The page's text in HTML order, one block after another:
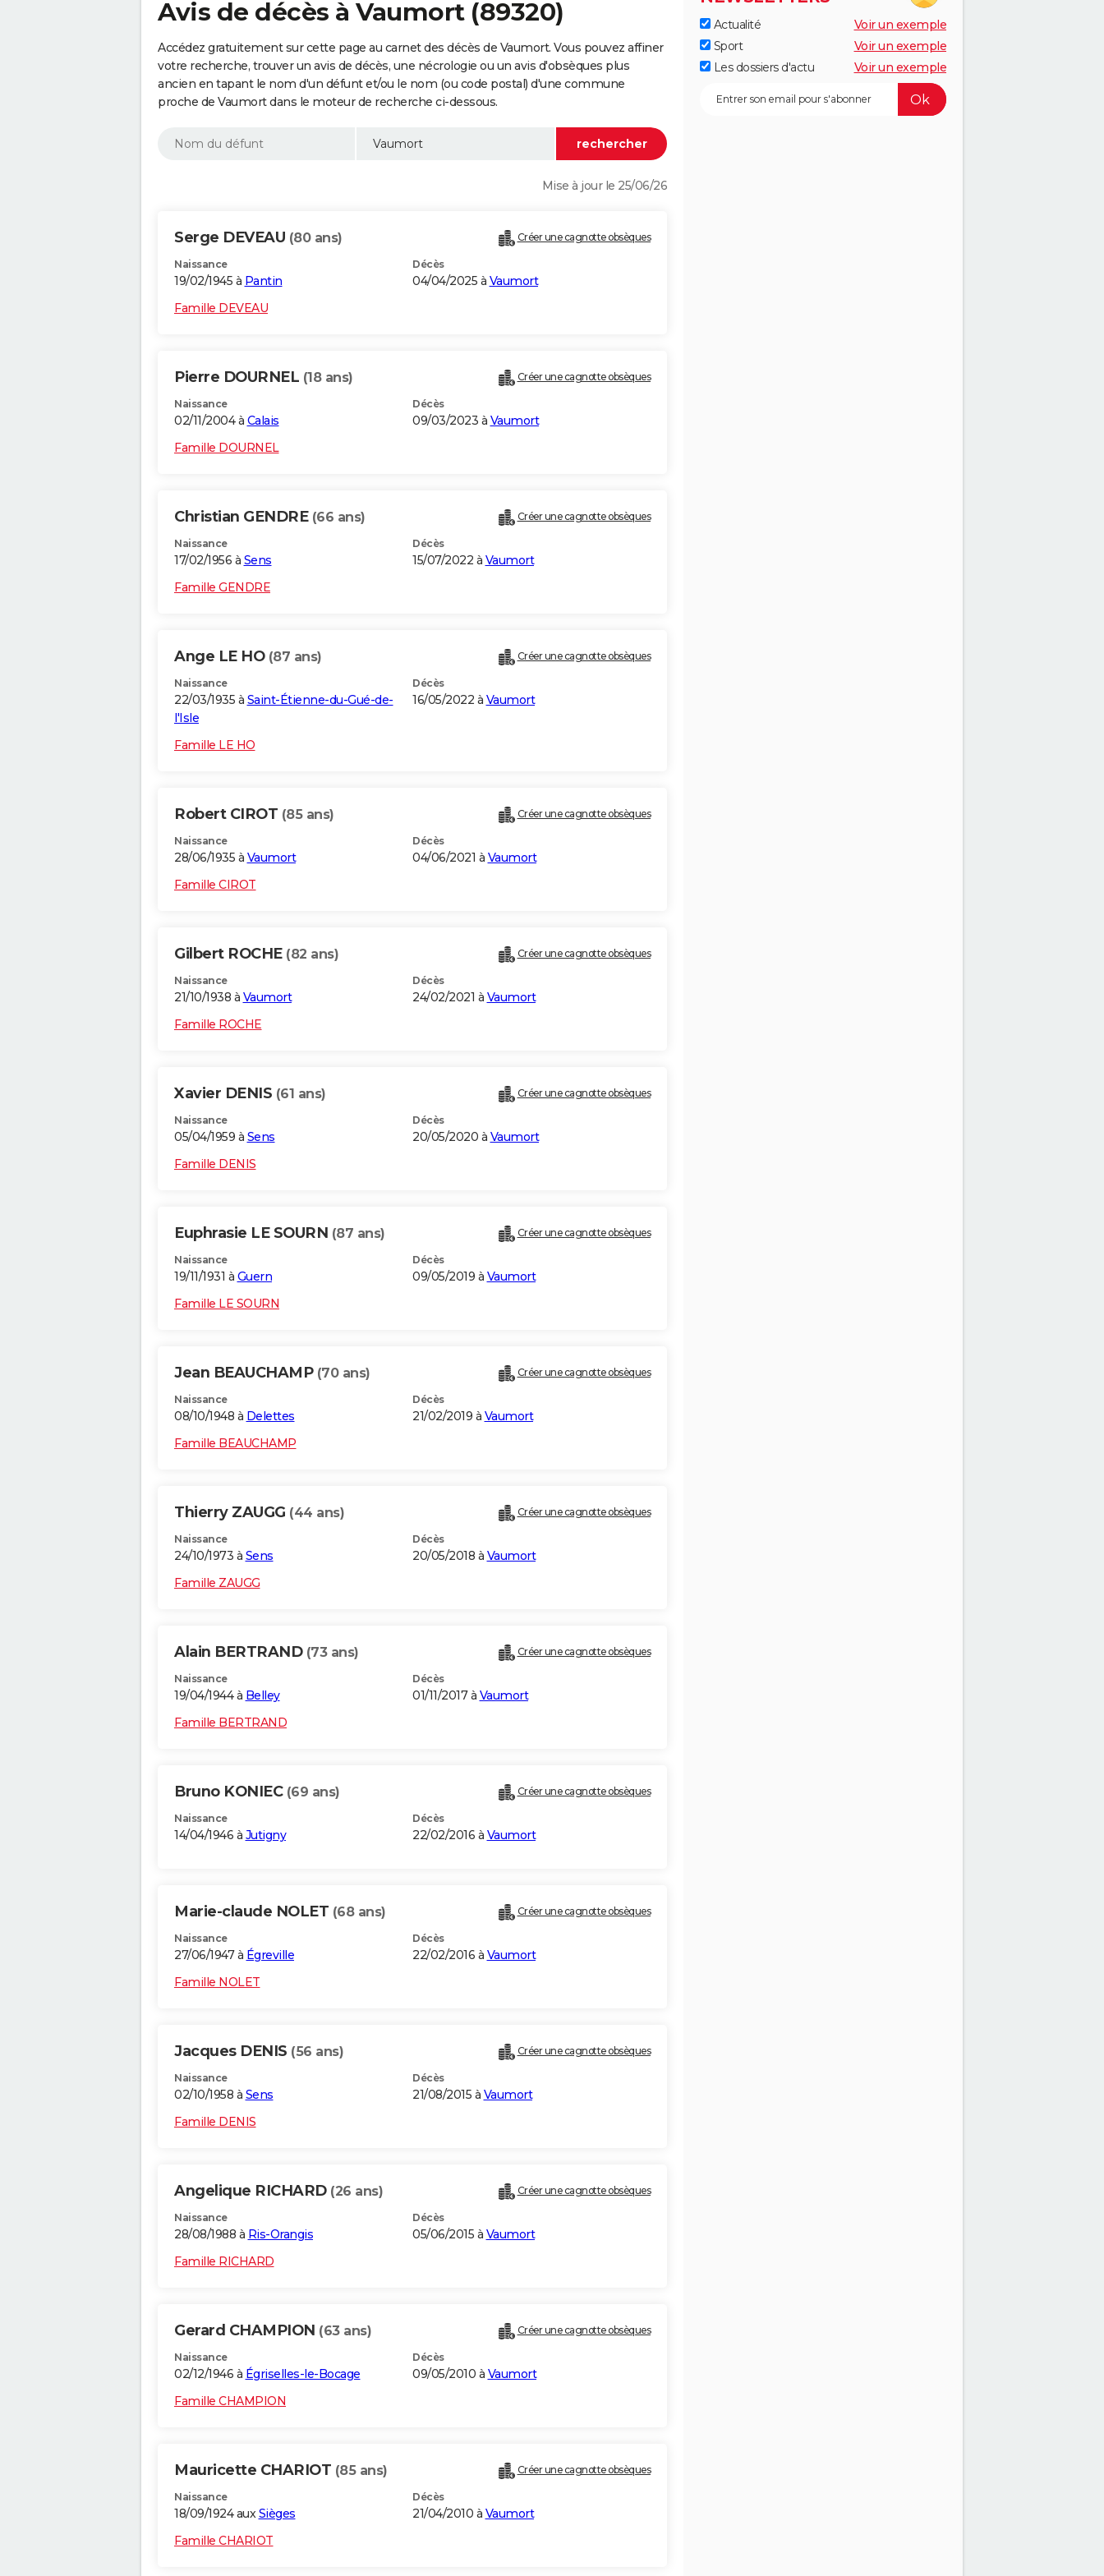
Avis de décès à Vaumort (89320)
Accédez gratuitement sur cette page au carnet des décès de Vaumort. Vous pouvez affiner
votre recherche, trouver un avis de décès, une nécrologie ou un avis d'obsèques plus
ancien en tapant le nom d'un défunt et/ou le nom (ou code postal) d'une commune
proche de Vaumort dans le moteur de recherche ci-dessous.
Mise à jour le 25/06/26
Serge DEVEAU (80 ans) Créer une cagnotte obsèques
Naissance
19/02/1945 à Pantin
Décès
04/04/2025 à Vaumort
Famille DEVEAU
Pierre DOURNEL (18 ans) Créer une cagnotte obsèques
Naissance
02/11/2004 à Calais
Décès
09/03/2023 à Vaumort
Famille DOURNEL
Christian GENDRE (66 ans) Créer une cagnotte obsèques
Naissance
17/02/1956 à Sens
Décès
15/07/2022 à Vaumort
Famille GENDRE
Ange LE HO (87 ans) Créer une cagnotte obsèques
Naissance
22/03/1935 à Saint-Étienne-du-Gué-de-
l'Isle
Décès
16/05/2022 à Vaumort
Famille LE HO
Robert CIROT (85 ans) Créer une cagnotte obsèques
Naissance
28/06/1935 à Vaumort
Décès
04/06/2021 à Vaumort
Famille CIROT
Gilbert ROCHE (82 ans) Créer une cagnotte obsèques
Naissance
21/10/1938 à Vaumort
Décès
24/02/2021 à Vaumort
Famille ROCHE
Xavier DENIS (61 ans) Créer une cagnotte obsèques
Naissance
05/04/1959 à Sens
Décès
20/05/2020 à Vaumort
Famille DENIS
Euphrasie LE SOURN (87 ans) Créer une cagnotte obsèques
Naissance
19/11/1931 à Guern
Décès
09/05/2019 à Vaumort
Famille LE SOURN
Jean BEAUCHAMP (70 ans) Créer une cagnotte obsèques
Naissance
08/10/1948 à Delettes
Décès
21/02/2019 à Vaumort
Famille BEAUCHAMP
Thierry ZAUGG (44 ans) Créer une cagnotte obsèques
Naissance
24/10/1973 à Sens
Décès
20/05/2018 à Vaumort
Famille ZAUGG
Alain BERTRAND (73 ans) Créer une cagnotte obsèques
Naissance
19/04/1944 à Belley
Décès
01/11/2017 à Vaumort
Famille BERTRAND
Bruno KONIEC (69 ans) Créer une cagnotte obsèques
Naissance
14/04/1946 à Jutigny
Décès
22/02/2016 à Vaumort
Marie-claude NOLET (68 ans) Créer une cagnotte obsèques
Naissance
27/06/1947 à Égreville
Décès
22/02/2016 à Vaumort
Famille NOLET
Jacques DENIS (56 ans) Créer une cagnotte obsèques
Naissance
02/10/1958 à Sens
Décès
21/08/2015 à Vaumort
Famille DENIS
Angelique RICHARD (26 ans) Créer une cagnotte obsèques
Naissance
28/08/1988 à Ris-Orangis
Décès
05/06/2015 à Vaumort
Famille RICHARD
Gerard CHAMPION (63 ans) Créer une cagnotte obsèques
Naissance
02/12/1946 à Égriselles-le-Bocage
Décès
09/05/2010 à Vaumort
Famille CHAMPION
Mauricette CHARIOT (85 ans) Créer une cagnotte obsèques
Naissance
18/09/1924 auxSièges
Décès
21/04/2010 à Vaumort
Famille CHARIOT
Actualité
Voir un exemple
Sport
Voir un exemple
Les dossiers d'actu
Voir un exemple